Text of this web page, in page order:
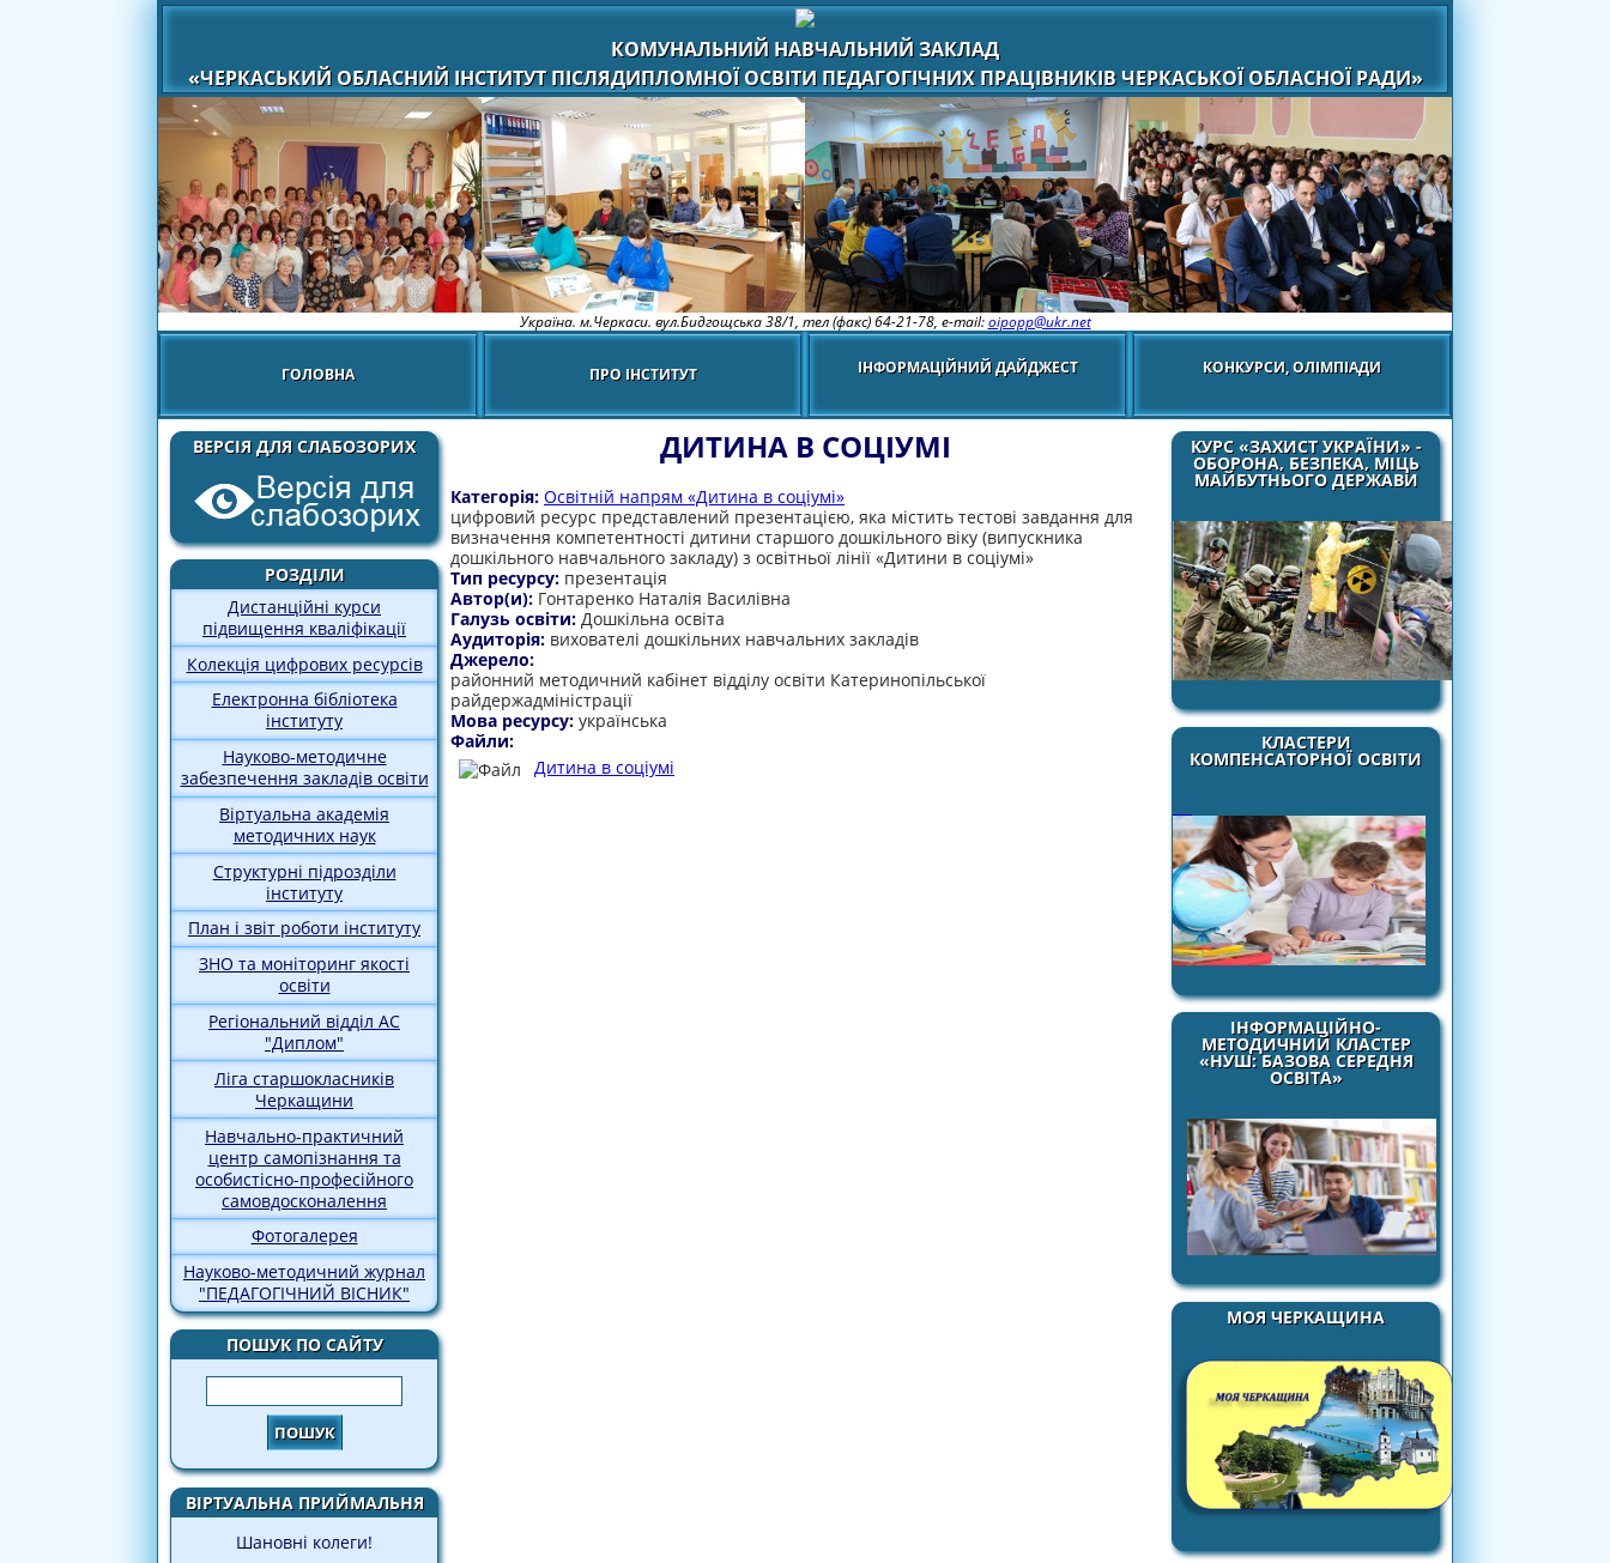
КОМУНАЛЬНИЙ НАВЧАЛЬНИЙ ЗАКЛАД
«ЧЕРКАСЬКИЙ ОБЛАСНИЙ ІНСТИТУТ ПІСЛЯДИПЛОМНОЇ ОСВІТИ ПЕДАГОГІЧНИХ ПРАЦІВНИКІВ ЧЕРКАСЬКОЇ ОБЛАСНОЇ РАДИ»
Україна. м.Черкаси. вул.Бидгощська 38/1, тел (факс) 64-21-78, e-mail:oipopp@ukr.net
ГОЛОВНА ПРО ІНСТИТУТ ІНФОРМАЦІЙНИЙ ДАЙДЖЕСТ КОНКУРСИ, ОЛІМПІАДИ
ВЕРСІЯ ДЛЯ СЛАБОЗОРИХ
РОЗДІЛИ
Дистанційні курси
підвищення кваліфікації
Колекція цифрових ресурсів
Електронна бібліотека
інституту
Науково-методичне
забезпечення закладів освіти
Віртуальна академія
методичних наук
Структурні підрозділи
інституту
План і звіт роботи інституту
ЗНО та моніторинг якості
освіти
Регіональний відділ АС
"Диплом"
Ліга старшокласників
Черкащини
Навчально-практичний
центр самопізнання та
особистісно-професійного
самовдосконалення
Фотогалерея
Науково-методичний журнал
"ПЕДАГОГІЧНИЙ ВІСНИК"
ПОШУК ПО САЙТУ
Пошук
ВІРТУАЛЬНА ПРИЙМАЛЬНЯ
Шановні колеги!
КУРС «ЗАХИСТ УКРАЇНИ» -
ОБОРОНА, БЕЗПЕКА, МІЦЬ
МАЙБУТНЬОГО ДЕРЖАВИ
КЛАСТЕРИ
КОМПЕНСАТОРНОЇ ОСВІТИ
ІНФОРМАЦІЙНО-
МЕТОДИЧНИЙ КЛАСТЕР
«НУШ: БАЗОВА СЕРЕДНЯ
ОСВІТА»
МОЯ ЧЕРКАЩИНА
ДИТИНА В СОЦІУМІ
Категорія: Освітній напрям «Дитина в соціумі»
цифровий ресурс представлений презентацією, яка містить тестові завдання для
визначення компетентності дитини старшого дошкільного віку (випускника
дошкільного навчального закладу) з освітньої лінії «Дитини в соціумі»
Тип ресурсу: презентація
Автор(и): Гонтаренко Наталія Василівна
Галузь освіти: Дошкільна освіта
Аудиторія: вихователі дошкільних навчальних закладів
Джерело:
районний методичний кабінет відділу освіти Катеринопільської
райдержадміністрації
Мова ресурсу: українська
Файли:
Дитина в соціумі